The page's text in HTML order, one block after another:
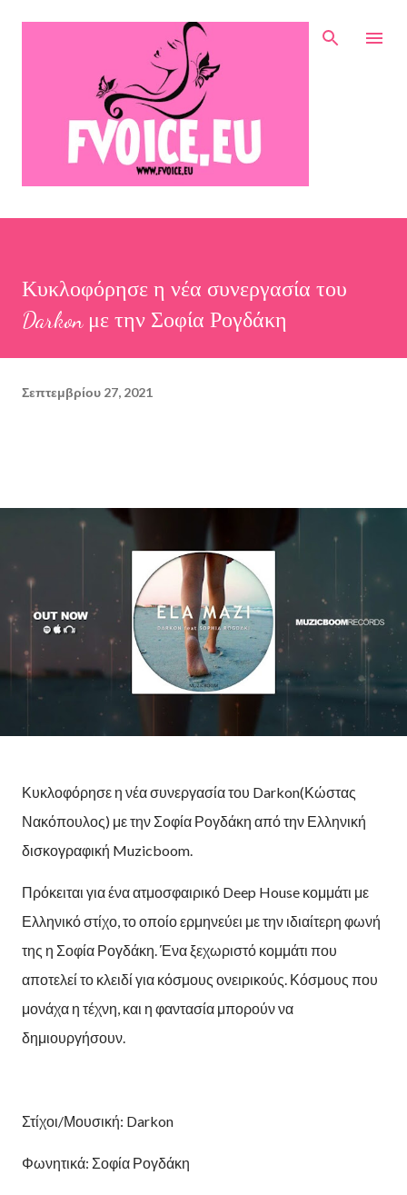
Μετάβαση στο κύριο περιεχόμενο
Κυκλοφόρησε η νέα συνεργασία του
Darkon με την Σοφία Ρογδάκη
Σεπτεμβρίου 27, 2021
Κυκλοφόρησε η νέα συνεργασία του Darkon(Κώστας
Νακόπουλος) με την Σοφία Ρογδάκη από την Ελληνική
δισκογραφική Muzicboom.
Πρόκειται για ένα ατμοσφαιρικό Deep House κομμάτι με
Ελληνικό στίχο, το οποίο ερμηνεύει με την ιδιαίτερη φωνή
της η Σοφία Ρογδάκη. Ένα ξεχωριστό κομμάτι που
αποτελεί το κλειδί για κόσμους ονειρικούς. Κόσμους που
μονάχα η τέχνη, και η φαντασία μπορούν να
δημιουργήσουν.
Στίχοι/Μουσική: Darkon
Φωνητικά: Σοφία Ρογδάκη